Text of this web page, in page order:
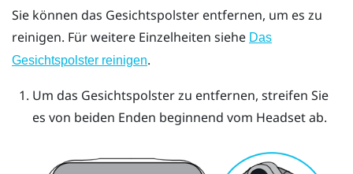
Sie können das Gesichtspolster entfernen, um es zu
reinigen. Für weitere Einzelheiten siehe Das
Gesichtspolster reinigen.
Um das Gesichtspolster zu entfernen, streifen Sie
es von beiden Enden beginnend vom Headset ab.